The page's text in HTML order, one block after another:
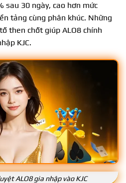
sau 30 ngày, cao hơn mức
tảng cùng phân khúc. Những
then chốt giúp ALO8 chính
KJC.
ALO8 gia nhập vào KJC